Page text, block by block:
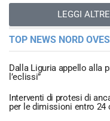
LEGGI
TOP NEWS NORD
Dalla Liguria appello alla
l’eclissi”
Interventi di protesi di
per le dimissioni entro 24